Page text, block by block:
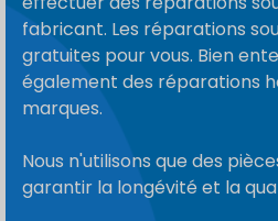
fabricant. Les réparations
gratuites pour vous. Bien
également des réparations
marques.
Nous n'utilisons que des
garantir la longévité et la